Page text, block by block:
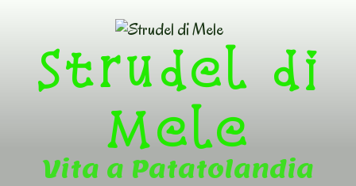
contentStrudel di
Mele
Vita a Patatolandia